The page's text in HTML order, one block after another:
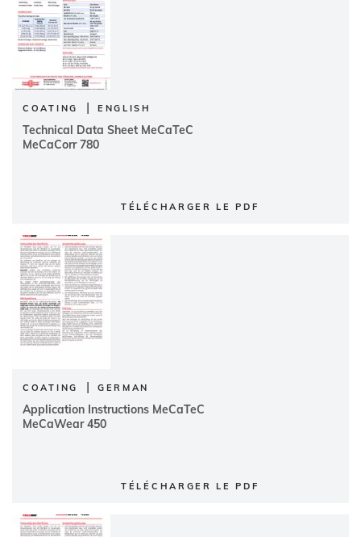
COATING | ENGLISH
Technical Data Sheet MeCaTeC
MeCaCorr 780
TÉLÉCHARGER LE PDF
COATING | GERMAN
Application Instructions MeCaTeC
MeCaWear 450
TÉLÉCHARGER LE PDF